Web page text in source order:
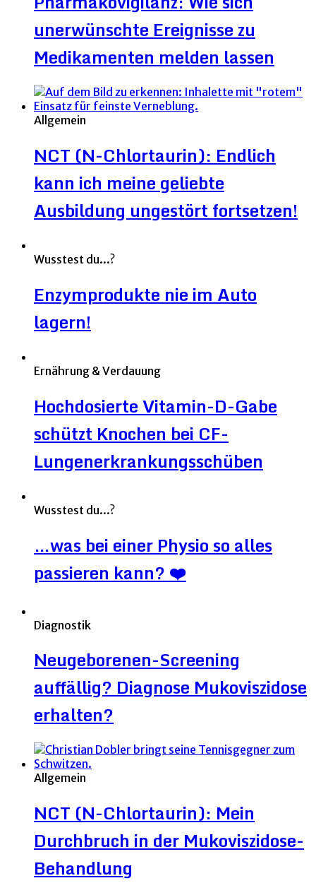
unerwünschte Ereignisse zu
Medikamenten melden lassen
Allgemein
NCT (N-Chlortaurin): Endlich
kann ich meine geliebte
Ausbildung ungestört fortsetzen!
Wusstest du...?
Enzymprodukte nie im Auto
lagern!
Ernährung & Verdauung
Hochdosierte Vitamin-D-Gabe
schützt Knochen bei CF-
Lungenerkrankungsschüben
Wusstest du...?
…was bei einer Physio so alles
passieren kann? ❤️
Diagnostik
Neugeborenen-Screening
auffällig? Diagnose Mukoviszidose
erhalten?
Allgemein
NCT (N-Chlortaurin): Mein
Durchbruch in der Mukoviszidose-
Behandlung